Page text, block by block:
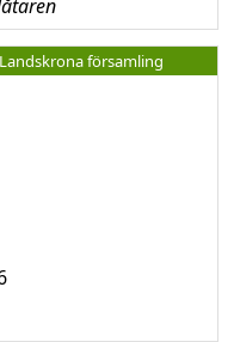
Landskrona församling